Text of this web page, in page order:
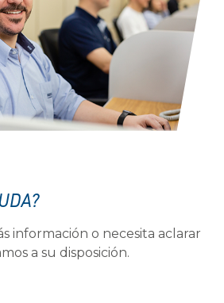
información o necesita aclarar
a su disposición.